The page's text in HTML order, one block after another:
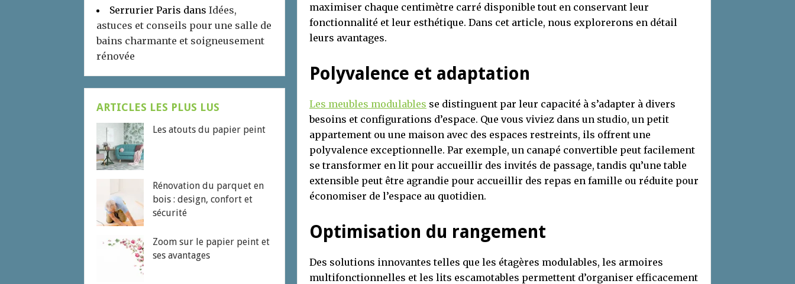
maximiser chaque centimètre carré disponible tout en conservant leur
fonctionnalité et leur esthétique. Dans cet article, nous explorerons en détail
leurs avantages.
Polyvalence et adaptation
Les meubles modulables se distinguent par leur capacité à s’adapter à divers
besoins et configurations d’espace. Que vous viviez dans un studio, un petit
appartement ou une maison avec des espaces restreints, ils offrent une
polyvalence exceptionnelle. Par exemple, un canapé convertible peut facilement
se transformer en lit pour accueillir des invités de passage, tandis qu’une table
extensible peut être agrandie pour accueillir des repas en famille ou réduite pour
économiser de l’espace au quotidien.
Optimisation du rangement
Des solutions innovantes telles que les étagères modulables, les armoires
multifonctionnelles et les lits escamotables permettent d’organiser efficacement
Serrurier Paris dans Idées,
astuces et conseils pour une salle de
bains charmante et soigneusement
rénovée
ARTICLES LES PLUS LUS
Les atouts du papier peint
Rénovation du parquet en
bois : design, confort et
sécurité
Zoom sur le papier peint et
ses avantages